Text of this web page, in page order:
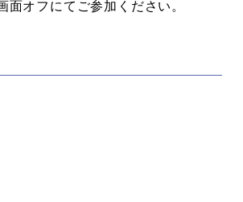
オフにてご参加ください。